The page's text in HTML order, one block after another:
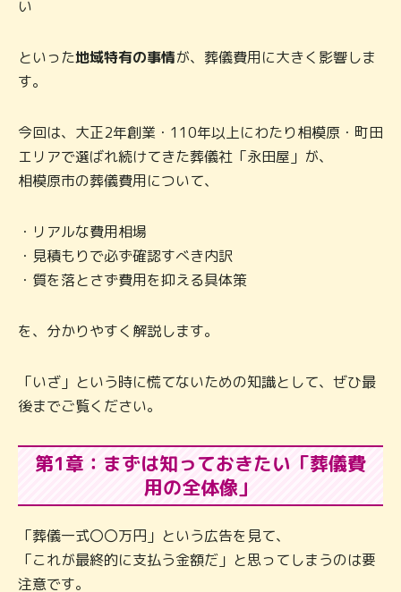
い
といった地域特有の事情が、葬儀費用に大きく影響しま
す。
今回は、大正2年創業・110年以上にわたり相模原・町田
エリアで選ばれ続けてきた葬儀社「永田屋 」が、
相模原市の葬儀費用について、
・リアルな費用相場
・見積もりで必ず確認すべき内訳
・質を落とさず費用を抑える具体策
を、分かりやすく解説します。
「いざ」という時に慌てないための知識として、ぜひ最
後までご覧ください。
第1章：まずは知っておきたい「葬儀費
用の全体像」
「葬儀一式〇〇万円」という広告を見て、
「これが最終的に支払う金額だ」と思ってしまうのは要
注意です。